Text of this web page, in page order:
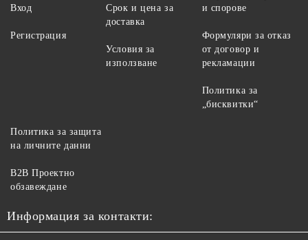
Вход
Регистрация
Срок и цена за
доставка
Условия за
използване
и спорове
Формуляри за отказ
от договор и
рекламации
Политика за
„бисквитки“
Политика за защита
на личните данни
B2B Проектно
обзавеждане
Информация за контакти: